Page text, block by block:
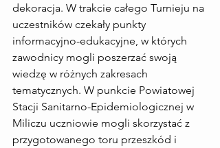
dekoracja. W trakcie całego Turnieju na
uczestników czekały punkty
informacyjno-edukacyjne, w których
zawodnicy mogli poszerzać swoją
wiedzę w różnych zakresach
tematycznych. W punkcie Powiatowej
Stacji Sanitarno-Epidemiologicznej w
Miliczu uczniowie mogli skorzystać z
przygotowanego toru przeszkód i